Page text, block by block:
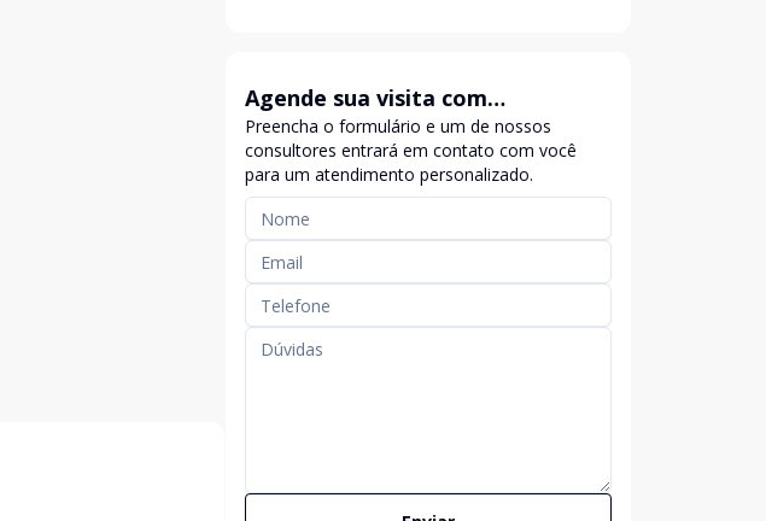
Agende sua visita com
exclusividade
Preencha o formulário e um de nossos
consultores entrará em contato com você
para um atendimento personalizado.